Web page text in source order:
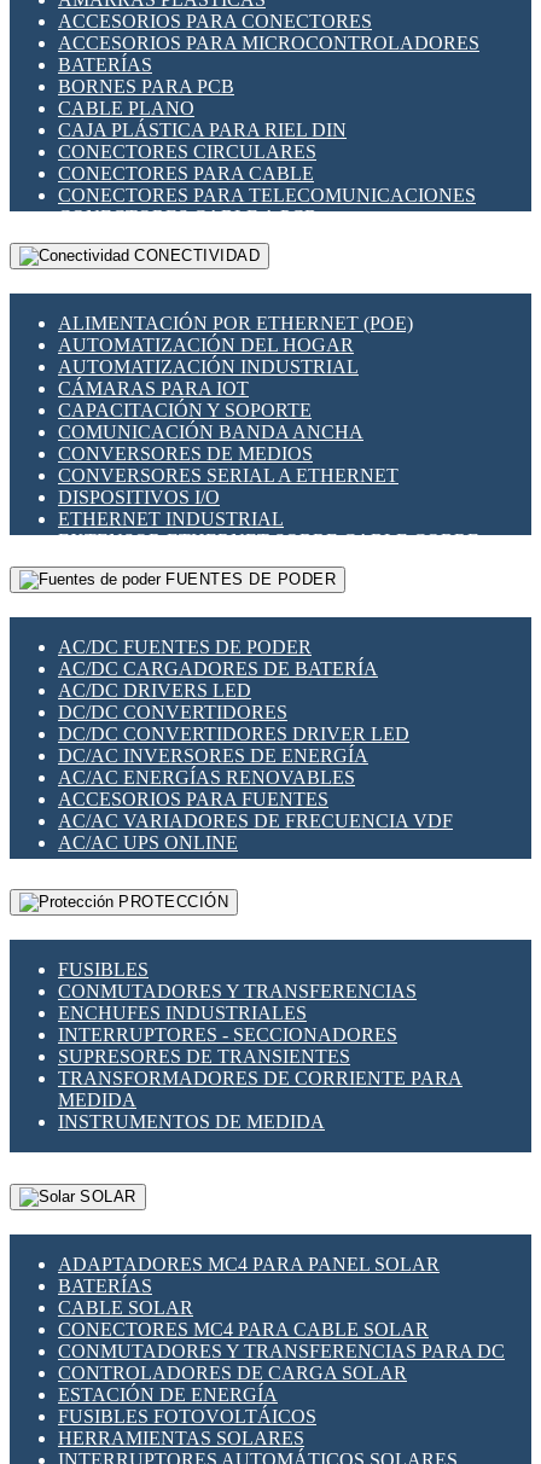
INDICADORES PARA PANEL
INTERFACES DE RELÉ
INTERRUPTORES FIN DE CARRERA
LLAVES CONMUTADORAS
MEDIDORES DE ENERGÍA Y TC'S DE CORRIENTE
MOTORES PASO A PASO
PANTALLAS HMI
PLC -CONTROLADORES LÓGICO PROGRAMABLES
PROGRAMADORES DE HORARIO
RELÉS DE PROTECCIÓN
SENSORES CAPACITIVOS
SENSORES INDUCTIVOS
TEMPORIZADORES
VARIACS
VARIADORES DE FRECUENCIA [VDF]
SECCIONADORES - INTERRUPTORES
MAQUINARIA
ACCESORIOS PARA CONECTORES
ACCESORIOS PARA MICROCONTROLADORES
BATERÍAS
BORNES PARA PCB
CABLE PLANO
CAJA PLÁSTICA PARA RIEL DIN
CONECTORES CIRCULARES
CONECTORES PARA CABLE
CONECTORES PARA TELECOMUNICACIONES
CONECTORES CABLE A PCB
CONECTORES PCB A CABLE
DIP SWITCHES
HERRAMIENTAS VARIAS
ILUMINACIÓN LED
INTERRUPTORES REED
INTERFACES DE RELÉ
OTROS RELÉS
PROTECCIÓN TÉRMICA
RELÉS AUTOMOTRICES
RELÉS DE SEÑAL
RELÉS DE ESTADO SÓLIDO SSR
RELÉS INDUSTRIALES
RELÉS MINIATURA DE POTENCIA
SENSORES MAGNÉTICOS
SWITCH Y MICROSWITCH
TARJETAS PI
UNIÓN Y DERIVACIÓN DE CABLE
CONECTIVIDAD
ALIMENTACIÓN POR ETHERNET (POE)
AUTOMATIZACIÓN DEL HOGAR
AUTOMATIZACIÓN INDUSTRIAL
CÁMARAS PARA IOT
CAPACITACIÓN Y SOPORTE
COMUNICACIÓN BANDA ANCHA
CONVERSORES DE MEDIOS
CONVERSORES SERIAL A ETHERNET
DISPOSITIVOS I/O
ETHERNET INDUSTRIAL
EXTENSOR ETHERNET SOBRE CABLE COBRE
GATEWAY LORAWAN
GESTIÓN DE REDES
PLACAS MODULARES IOT
SWITCHES Y REDES WIFI
SOLUCIONES IOT
SOLUCIONES LORAWAN
SOLUCIONES RED CELULAR
SEGURIDAD PARA REDES
SWITCHES LAN
TELEFONÍA IP (VOIP)
VIGILANCIA IP (CCTV)
MESHTASTIC
FUENTES DE PODER
AC/DC FUENTES DE PODER
AC/DC CARGADORES DE BATERÍA
AC/DC DRIVERS LED
DC/DC CONVERTIDORES
DC/DC CONVERTIDORES DRIVER LED
DC/AC INVERSORES DE ENERGÍA
AC/AC ENERGÍAS RENOVABLES
ACCESORIOS PARA FUENTES
AC/AC VARIADORES DE FRECUENCIA VDF
AC/AC UPS ONLINE
PROTECCIÓN
FUSIBLES
CONMUTADORES Y TRANSFERENCIAS
ENCHUFES INDUSTRIALES
INTERRUPTORES - SECCIONADORES
SUPRESORES DE TRANSIENTES
TRANSFORMADORES DE CORRIENTE PARA
MEDIDA
INSTRUMENTOS DE MEDIDA
SOLAR
ADAPTADORES MC4 PARA PANEL SOLAR
BATERÍAS
CABLE SOLAR
CONECTORES MC4 PARA CABLE SOLAR
CONMUTADORES Y TRANSFERENCIAS PARA DC
CONTROLADORES DE CARGA SOLAR
ESTACIÓN DE ENERGÍA
FUSIBLES FOTOVOLTÁICOS
HERRAMIENTAS SOLARES